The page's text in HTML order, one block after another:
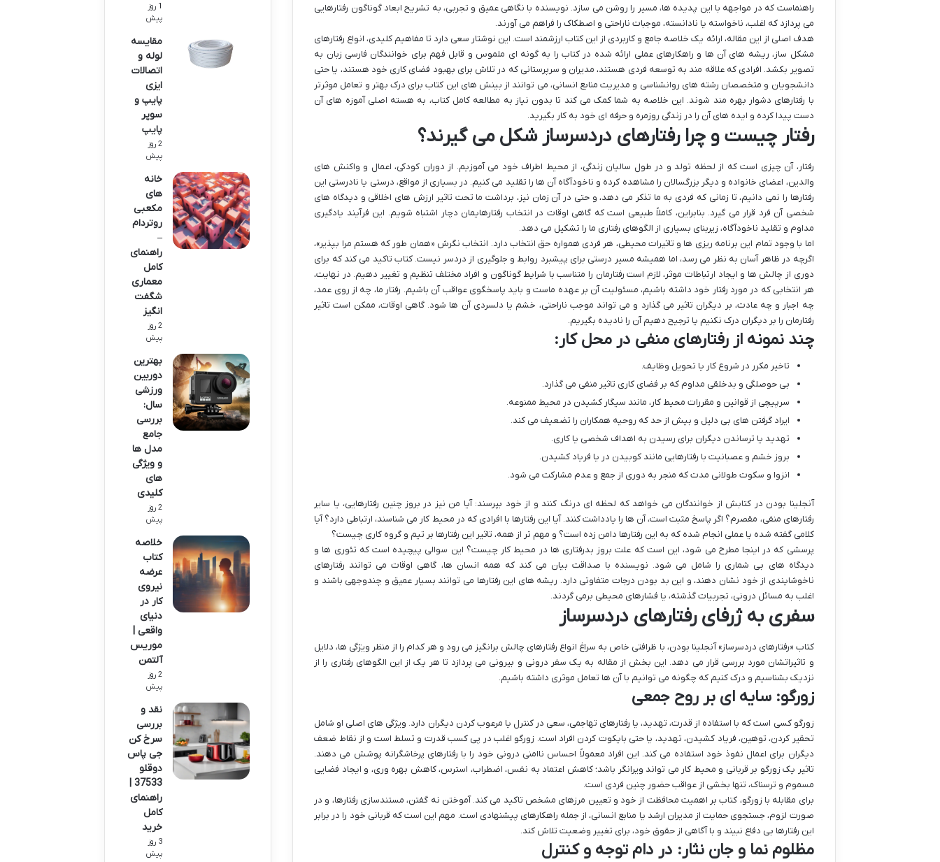
راهنماست که در مواجهه با این پدیده ها، مسیر را روشن می سازد. نویسنده با نگاهی عمیق و تجربی، به تشریح ابعاد گوناگون رفتارهایی
می پردازد که اغلب، ناخواسته یا نادانسته، موجبات ناراحتی و اصطکاک را فراهم می آورند.
هدف اصلی از این مقاله، ارائه یک خلاصه جامع و کاربردی از این کتاب ارزشمند است. این نوشتار سعی دارد تا مفاهیم کلیدی، انواع رفتارهای
مشکل ساز، ریشه های آن ها و راهکارهای عملی ارائه شده در کتاب را به گونه ای ملموس و قابل فهم برای خوانندگان فارسی زبان به
تصویر بکشد. افرادی که علاقه مند به توسعه فردی هستند، مدیران و سرپرستانی که در تلاش برای بهبود فضای کاری خود هستند، یا حتی
دانشجویان و متخصصان رشته های روانشناسی و مدیریت منابع انسانی، می توانند از بینش های این کتاب برای درک بهتر و تعامل موثرتر
با رفتارهای دشوار بهره مند شوند. این خلاصه به شما کمک می کند تا بدون نیاز به مطالعه کامل کتاب، به هسته اصلی آموزه های آن
دست پیدا کرده و ایده های آن را در زندگی روزمره و حرفه ای خود به کار بگیرید.
رفتار چیست و چرا رفتارهای دردسرساز شکل می گیرند؟
رفتار، آن چیزی است که از لحظه تولد و در طول سالیان زندگی، از محیط اطراف خود می آموزیم. از دوران کودکی، اعمال و واکنش های
والدین، اعضای خانواده و دیگر بزرگسالان را مشاهده کرده و ناخودآگاه آن ها را تقلید می کنیم. در بسیاری از مواقع، درستی یا نادرستی این
رفتارها را نمی دانیم، تا زمانی که فردی به ما تذکر می دهد، و حتی در آن زمان نیز، برداشت ما تحت تاثیر ارزش های اخلاقی و دیدگاه های
شخصی آن فرد قرار می گیرد. بنابراین، کاملاً طبیعی است که گاهی اوقات در انتخاب رفتارهایمان دچار اشتباه شویم. این فرآیند یادگیری
مداوم و تقلید ناخودآگاه، زیربنای بسیاری از الگوهای رفتاری ما را تشکیل می دهد.
اما با وجود تمام این برنامه ریزی ها و تاثیرات محیطی، هر فردی همواره حق انتخاب دارد. انتخاب نگرش «همان طور که هستم مرا بپذیر»،
اگرچه در ظاهر آسان به نظر می رسد، اما همیشه مسیر درستی برای پیشبرد روابط و جلوگیری از دردسر نیست. کتاب تاکید می کند که برای
دوری از چالش ها و ایجاد ارتباطات موثر، لازم است رفتارمان را متناسب با شرایط گوناگون و افراد مختلف تنظیم و تغییر دهیم. در نهایت،
هر انتخابی که در مورد رفتار خود داشته باشیم، مسئولیت آن بر عهده ماست و باید پاسخگوی عواقب آن باشیم. رفتار ما، چه از روی عمد،
چه اجبار و چه عادت، بر دیگران تاثیر می گذارد و می تواند موجب ناراحتی، خشم یا دلسردی آن ها شود. گاهی اوقات، ممکن است تاثیر
رفتارمان را بر دیگران درک نکنیم یا ترجیح دهیم آن را نادیده بگیریم.
چند نمونه از رفتارهای منفی در محل کار:
تاخیر مکرر در شروع کار یا تحویل وظایف.
بی حوصلگی و بدخلقی مداوم که بر فضای کاری تاثیر منفی می گذارد.
سرپیچی از قوانین و مقررات محیط کار، مانند سیگار کشیدن در محیط ممنوعه.
ایراد گرفتن های بی دلیل و بیش از حد که روحیه همکاران را تضعیف می کند.
تهدید یا ترساندن دیگران برای رسیدن به اهداف شخصی یا کاری.
بروز خشم و عصبانیت با رفتارهایی مانند کوبیدن در یا فریاد کشیدن.
انزوا و سکوت طولانی مدت که منجر به دوری از جمع و عدم مشارکت می شود.
آنجلینا بودن در کتابش از خوانندگان می خواهد که لحظه ای درنگ کنند و از خود بپرسند: آیا من نیز در بروز چنین رفتارهایی، یا سایر
رفتارهای منفی، مقصرم؟ اگر پاسخ مثبت است، آن ها را یادداشت کنند. آیا این رفتارها با افرادی که در محیط کار می شناسند، ارتباطی دارد؟ آیا
کلامی گفته شده یا عملی انجام شده که به این رفتارها دامن زده است؟ و مهم تر از همه، تاثیر این رفتارها بر تیم و گروه کاری چیست؟
پرسشی که در اینجا مطرح می شود، این است که علت بروز بدرفتاری ها در محیط کار چیست؟ این سوالی پیچیده است که تئوری ها و
دیدگاه های بی شماری را شامل می شود. نویسنده با صداقت بیان می کند که همه انسان ها، گاهی اوقات می توانند رفتارهای
ناخوشایندی از خود نشان دهند، و این بد بودن درجات متفاوتی دارد. ریشه های این رفتارها می توانند بسیار عمیق و چندوجهی باشند و
اغلب به مسائل درونی، تجربیات گذشته، یا فشارهای محیطی برمی گردند.
سفری به ژرفای رفتارهای دردسرساز
کتاب «رفتارهای دردسرساز» آنجلینا بودن، با ظرافتی خاص به سراغ انواع رفتارهای چالش برانگیز می رود و هر کدام را از منظر ویژگی ها، دلایل
و تاثیراتشان مورد بررسی قرار می دهد. این بخش از مقاله به یک سفر درونی و بیرونی می پردازد تا هر یک از این الگوهای رفتاری را از
نزدیک بشناسیم و درک کنیم که چگونه می توانیم با آن ها تعامل موثری داشته باشیم.
زورگو: سایه ای بر روح جمعی
زورگو کسی است که با استفاده از قدرت، تهدید، یا رفتارهای تهاجمی، سعی در کنترل یا مرعوب کردن دیگران دارد. ویژگی های اصلی او شامل
تحقیر کردن، توهین، فریاد کشیدن، تهدید، یا حتی بایکوت کردن افراد است. زورگو اغلب در پی کسب قدرت و تسلط است و از نقاط ضعف
دیگران برای اعمال نفوذ خود استفاده می کند. این افراد معمولاً احساس ناامنی درونی خود را با رفتارهای پرخاشگرانه پوشش می دهند.
تاثیر یک زورگو بر قربانی و محیط کار می تواند ویرانگر باشد؛ کاهش اعتماد به نفس، اضطراب، استرس، کاهش بهره وری، و ایجاد فضایی
مسموم و ترسناک، تنها بخشی از عواقب حضور چنین فردی است.
برای مقابله با زورگو، کتاب بر اهمیت محافظت از خود و تعیین مرزهای مشخص تاکید می کند. آموختن نه گفتن، مستندسازی رفتارها، و در
صورت لزوم، جستجوی حمایت از مدیران ارشد یا منابع انسانی، از جمله راهکارهای پیشنهادی است. مهم این است که قربانی خود را در برابر
این رفتارها بی دفاع نبیند و با آگاهی از حقوق خود، برای تغییر وضعیت تلاش کند.
مظلوم نما و جان نثار: در دام توجه و کنترل
1 روز
پیش
مقایسه
لوله و
اتصالات
ایزی
پایپ و
سوپر
پایپ
2 روز
پیش
خانه
های
مکعبی
روتردام
–
راهنمای
کامل
معماری
شگفت
انگیز
2 روز
پیش
بهترین
دوربین
ورزشی
سال:
بررسی
جامع
مدل ها
و ویژگی
های
کلیدی
2 روز
پیش
خلاصه
کتاب
عرضه
نیروی
کار در
دنیای
واقعی |
موریس
آلتمن
2 روز
پیش
نقد و
بررسی
سرخ کن
جی پاس
دوقلو
37533 |
راهنمای
کامل
خرید
3 روز
پیش